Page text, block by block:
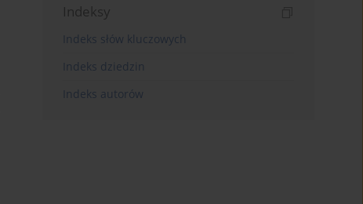
Indeksy
Indeks słów kluczowych
Indeks dziedzin
Indeks autorów